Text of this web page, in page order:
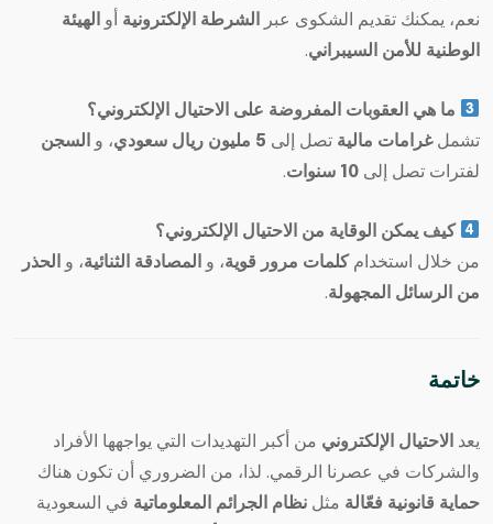
نعم، يمكنك تقديم الشكوى عبر
الشرطة الإلكترونية أو الهيئة
الوطنية للأمن السيبراني.
ما هي العقوبات المفروضة على الاحتيال الإلكتروني؟
تشملغرامات مالية تصل إلى 5 مليون ريال سعودي ، و السجن
لفترات تصل إلى 10 سنوات .
كيف يمكن الوقاية من الاحتيال الإلكتروني؟
من خلال استخدام كلمات مرور قوية، و المصادقة الثنائية، و الحذر
من الرسائل المجهولة.
خاتمة
يعد الاحتيال الإلكتروني من أكبر التهديدات التي يواجهها الأفراد
والشركات في عصرنا الرقمي. لذا، من الضروري أن تكون هناك
حماية قانونية فعّالة مثل نظام الجرائم المعلوماتية في السعودية